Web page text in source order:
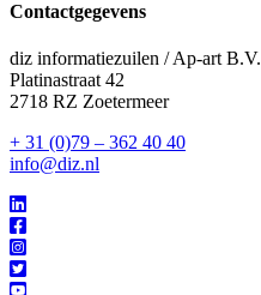
Contactgegevens
diz informatiezuilen / Ap-art B.V.
Platinastraat 42
2718 RZ Zoetermeer
+ 31 (0)79 – 362 40 40
info@diz.nl